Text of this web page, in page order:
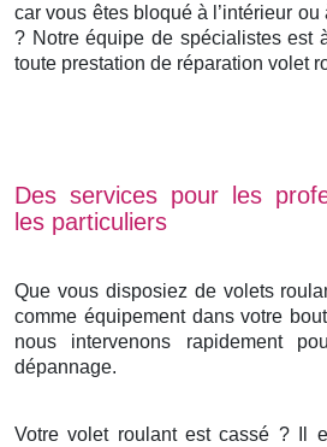
car vous êtes bloqué à l’intérieur ou
? Notre équipe de spécialistes est
toute prestation de réparation volet
Des services pour les
les particuliers
Que vous disposiez de volets
comme équipement dans votre
nous intervenons rapidement
dépannage.
Votre volet roulant est cassé ? Il